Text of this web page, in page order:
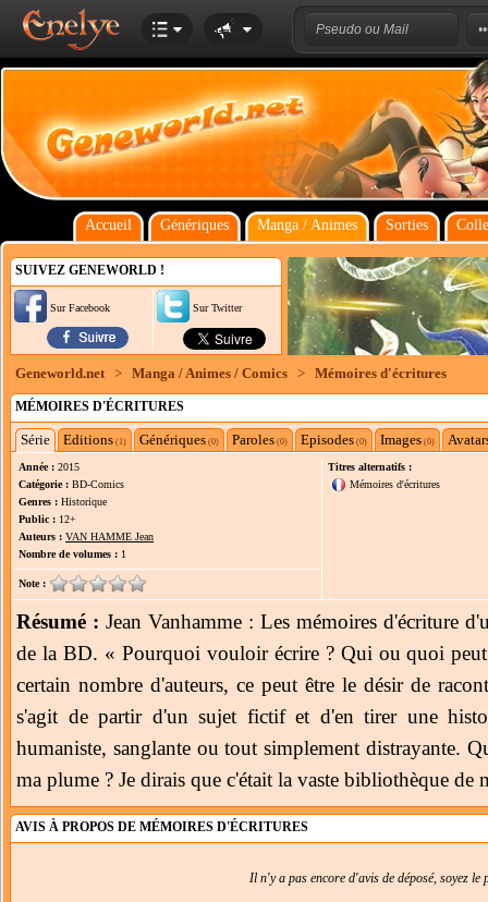
Accueil Génériques Manga / Animes Sorties
SUIVEZ GENEWORLD !
Sur Facebook Sur Twitter
Geneworld.net > Manga / Animes / Comics > Mémoires d'écritures
MÉMOIRES D'ÉCRITURES
Série Editions (1) Génériques (0) Paroles (0) Episodes (0) Images (0)
Année : 2015
Catégorie : BD-Comics
Genres : Historique
Public : 12+
Auteurs : VAN HAMME Jean
Nombre de volumes : 1
Note :
Titres alternatifs :
Mémoires d'écritures
Résumé : Jean Vanhamme : Les mémoires d'écriture
de la BD. « Pourquoi vouloir écrire ? Qui ou quoi
certain nombre d'auteurs, ce peut être le désir de
s'agit de partir d'un sujet fictif et d'en tirer une
humaniste, sanglante ou tout simplement distrayante.
ma plume ? Je dirais que c'était la vaste bibliothèque de
AVIS À PROPOS DE MÉMOIRES D'ÉCRITURES
Il n'y a pas encore d'avis de déposé, soyez